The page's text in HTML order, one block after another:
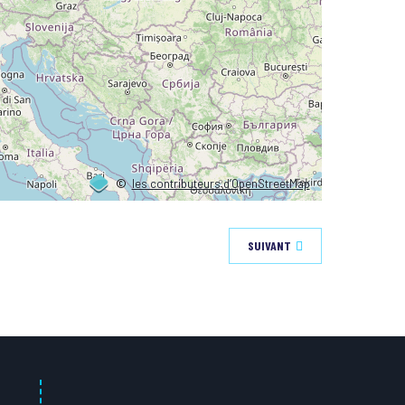
©les contributeurs d’OpenStreetMap
SUIVANT